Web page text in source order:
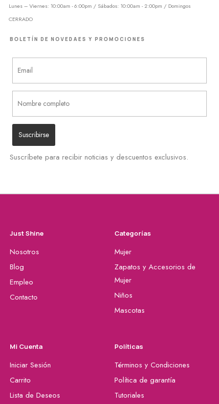
Lunes – Viernes: 10:00am - 6:00pm / Sábados: 10:00am - 2:00pm / Domingos
CERRADO
BOLETÍN DE NOVEDAES Y PROMOCIONES
Suscríbete para recibir noticias y descuentos exclusivos.
Just Shine
Nosotros
Blog
Empleo
Contacto
Categorías
Mujer
Zapatos y Accesorios de
Mujer
Niños
Mascotas
Mi Cuenta
Iniciar Sesión
Carrito
Lista de Deseos
Políticas
Términos y Condiciones
Política de garantía
Tutoriales